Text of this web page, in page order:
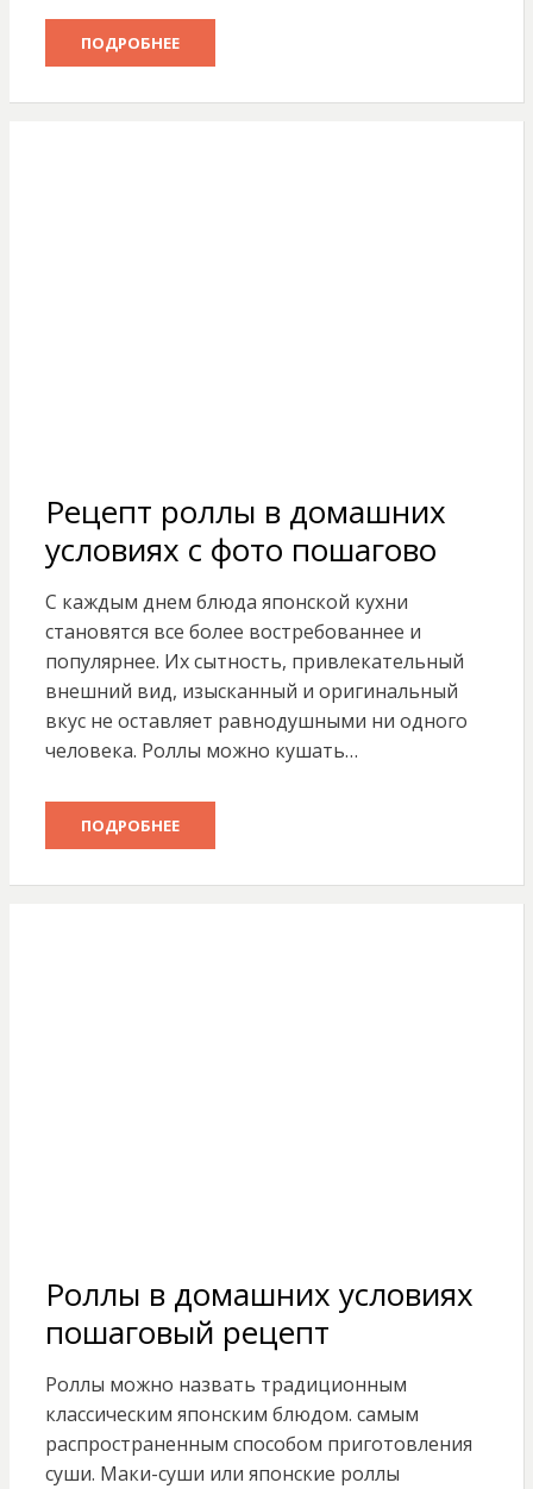
ПОДРОБНЕЕ
Рецепт роллы в домашних
условиях с фото пошагово
С каждым днем блюда японской кухни
становятся все более востребованнее и
популярнее. Их сытность, привлекательный
внешний вид, изысканный и оригинальный
вкус не оставляет равнодушными ни одного
человека. Роллы можно кушать…
ПОДРОБНЕЕ
Роллы в домашних условиях
пошаговый рецепт
Роллы можно назвать традиционным
классическим японским блюдом. самым
распространенным способом приготовления
суши. Маки-суши или японские роллы